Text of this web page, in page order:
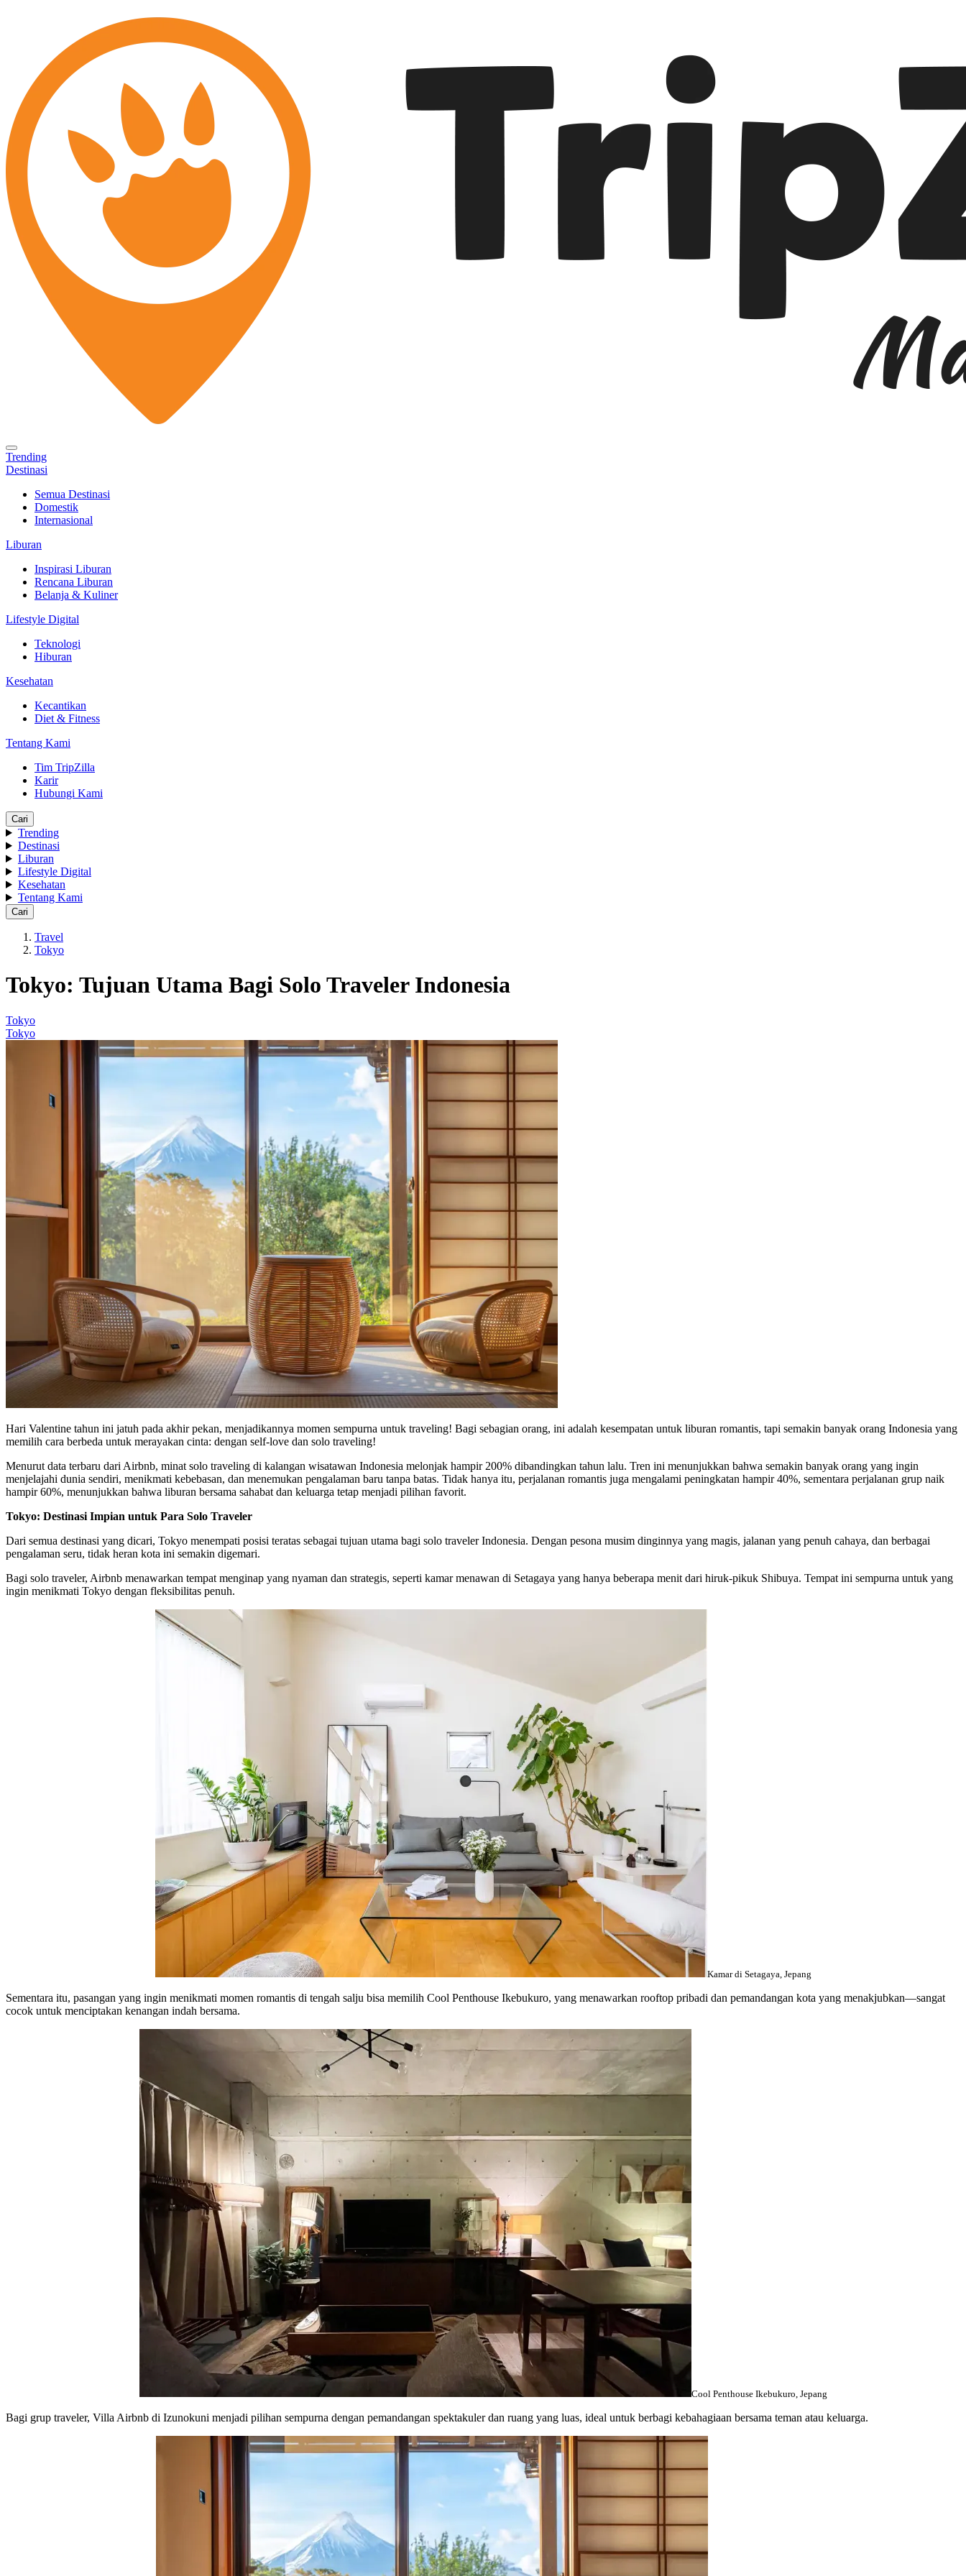
Trending
Destinasi
Semua Destinasi
Domestik
Internasional
Liburan
Inspirasi Liburan
Rencana Liburan
Belanja & Kuliner
Lifestyle Digital
Teknologi
Hiburan
Kesehatan
Kecantikan
Diet & Fitness
Tentang Kami
Tim TripZilla
Karir
Hubungi Kami
Cari
Trending
Destinasi
Liburan
Lifestyle Digital
Kesehatan
Tentang Kami
Cari
Travel
Tokyo
Tokyo: Tujuan Utama Bagi Solo Traveler Indonesia
Tokyo
Tokyo
Hari Valentine tahun ini jatuh pada akhir pekan, menjadikannya momen sempurna untuk traveling! Bagi sebagian orang, ini adalah kesempatan untuk liburan romantis, tapi semakin banyak orang Indonesia yang
memilih cara berbeda untuk merayakan cinta: dengan self-love dan solo traveling!
Menurut data terbaru dari Airbnb, minat solo traveling di kalangan wisatawan Indonesia melonjak hampir 200% dibandingkan tahun lalu. Tren ini menunjukkan bahwa semakin banyak orang yang ingin
menjelajahi dunia sendiri, menikmati kebebasan, dan menemukan pengalaman baru tanpa batas. Tidak hanya itu, perjalanan romantis juga mengalami peningkatan hampir 40%, sementara perjalanan grup naik
hampir 60%, menunjukkan bahwa liburan bersama sahabat dan keluarga tetap menjadi pilihan favorit.
Tokyo: Destinasi Impian untuk Para Solo Traveler
Dari semua destinasi yang dicari, Tokyo menempati posisi teratas sebagai tujuan utama bagi solo traveler Indonesia. Dengan pesona musim dinginnya yang magis, jalanan yang penuh cahaya, dan berbagai
pengalaman seru, tidak heran kota ini semakin digemari.
Bagi solo traveler, Airbnb menawarkan tempat menginap yang nyaman dan strategis, seperti kamar menawan di Setagaya yang hanya beberapa menit dari hiruk-pikuk Shibuya. Tempat ini sempurna untuk yang
ingin menikmati Tokyo dengan fleksibilitas penuh.
Kamar di Setagaya, Jepang
Sementara itu, pasangan yang ingin menikmati momen romantis di tengah salju bisa memilih Cool Penthouse Ikebukuro, yang menawarkan rooftop pribadi dan pemandangan kota yang menakjubkan—sangat
cocok untuk menciptakan kenangan indah bersama.
Cool Penthouse Ikebukuro, Jepang
Bagi grup traveler, Villa Airbnb di Izunokuni menjadi pilihan sempurna dengan pemandangan spektakuler dan ruang yang luas, ideal untuk berbagi kebahagiaan bersama teman atau keluarga.